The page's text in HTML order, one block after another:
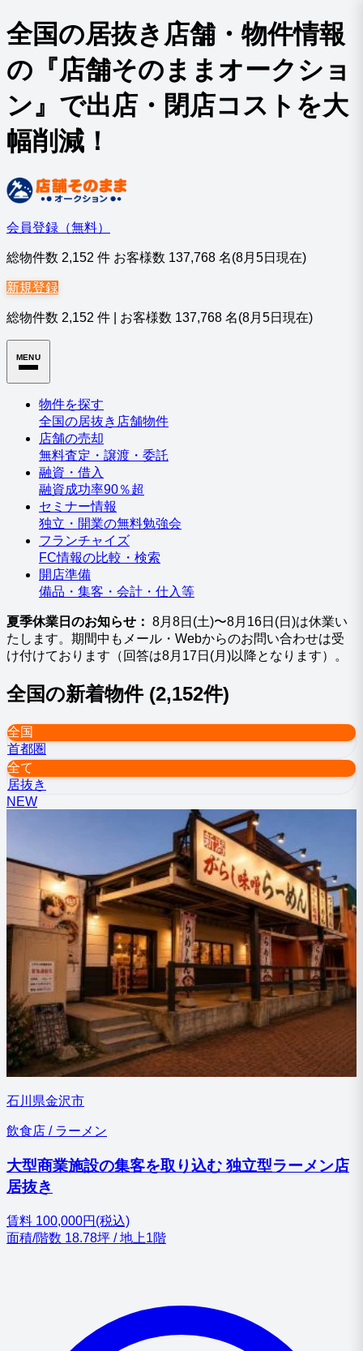
全国の居抜き店舗・物件情報
の『店舗そのままオークショ
ン』で出店・閉店コストを大
幅削減！
会員登録（無料）
総物件数 2,152 件 お客様数 137,768 名(8月5日現在)
新規登録
総物件数 2,152 件 お客様数 137,768 名(8月5日現在)
MENU
物件を探す
全国の居抜き店舗物件
店舗の売却
無料査定・譲渡・委託
融資・借入
融資成功率90％超
セミナー情報
独立・開業の無料勉強会
フランチャイズ
FC情報の比較・検索
開店準備
備品・集客・会計・仕入等
夏季休業日のお知らせ： 8月8日(土)〜8月16日(日)は休業い
たします。期間中もメール・Webからのお問い合わせは受
け付けております（回答は8月17日(月)以降となります）。
全国の新着物件 (2,152件)
全国
首都圏
全て
居抜き
NEW
石川県金沢市
飲食店 / ラーメン
大型商業施設の集客を取り込む 独立型ラーメン店
居抜き
賃料 100,000円(税込)
面積/階数 18.78坪 / 地上1階